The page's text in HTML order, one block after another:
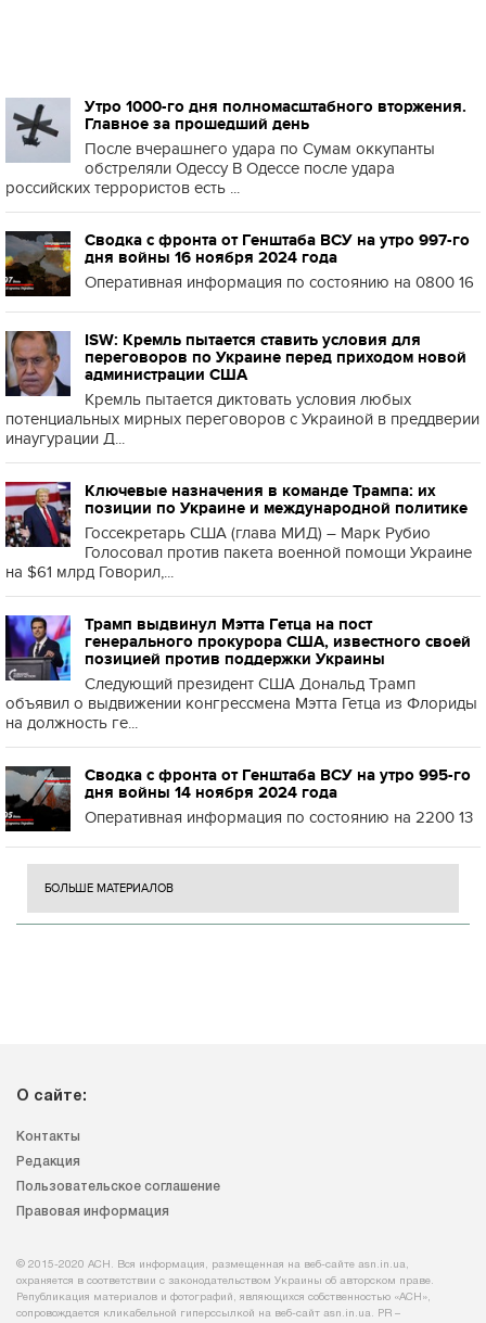
Утро 1000-го дня полномасштабного вторжения.
Главное за прошедший день
После вчерашнего удара по Сумам оккупанты
обстреляли Одессу В Одессе после удара
российских террористов есть ...
Сводка с фронта от Генштаба ВСУ на утро 997-го
дня войны 16 ноября 2024 года
Оперативная информация по состоянию на 0800 16
ISW: Кремль пытается ставить условия для
переговоров по Украине перед приходом новой
администрации США
Кремль пытается диктовать условия любых
потенциальных мирных переговоров с Украиной в преддверии
инаугурации Д...
Ключевые назначения в команде Трампа: их
позиции по Украине и международной политике
Госсекретарь США (глава МИД) – Марк Рубио
Голосовал против пакета военной помощи Украине
на $61 млрд Говорил,...
Трамп выдвинул Мэтта Гетца на пост
генерального прокурора США, известного своей
позицией против поддержки Украины
Следующий президент США Дональд Трамп
объявил о выдвижении конгрессмена Мэтта Гетца из Флориды
на должность ге...
Сводка с фронта от Генштаба ВСУ на утро 995-го
дня войны 14 ноября 2024 года
Оперативная информация по состоянию на 2200 13
БОЛЬШЕ МАТЕРИАЛОВ
О сайте:
Контакты
Редакция
Пользовательское соглашение
Правовая информация
© 2015-2020 АСН. Вся информация, размещенная на веб-сайте asn.in.ua,
охраняется в соответствии с законодательством Украины об авторском праве.
Републикация материалов и фотографий, являющихся собственностью «АСН»,
сопровождается кликабельной гиперссылкой на веб-сайт asn.іn.ua. PR –